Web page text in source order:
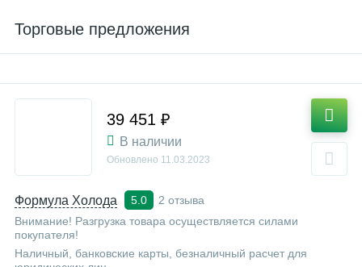
Торговые предложения
Формула Холода 5.0
2 отзыва
Внимание! Разгрузка товара осуществляется силами
покупателя!
Наличный, банковские карты, безналичный расчет для
39 451 ₽
В наличии
Обновлено 11.03.2023